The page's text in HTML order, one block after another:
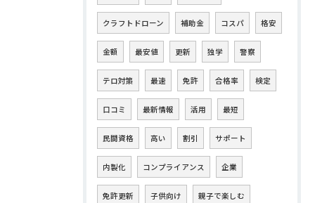
クラフトドローン 補助金 コスパ 格安
金額 最安値 更新 独学 警察
テロ対策 最速 免許 合格率 検定
口コミ 最新情報 活用 最短
民間資格 高い 割引 サポート
内製化 コンプライアンス 企業
免許更新 子供向け 親子で楽しむ